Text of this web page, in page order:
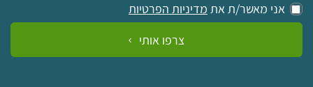
אני מאשר/ת את מדיניות הפרטיות
צרפו אותי